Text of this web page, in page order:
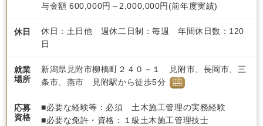
与金額 600,000円～2,000,000円(前年度実績)
休日
休日：土日他 週休二日制：毎週 年間休日数：120
日
就業
場所
新潟県見附市柳橋町２４０－１ 見附市、長岡市、三
条市、燕市 見附駅から徒歩5分
応募
資格
■必要な経験等：必須 土木施工管理の実務経験
■必要な免許・資格：１級土木施工管理技士